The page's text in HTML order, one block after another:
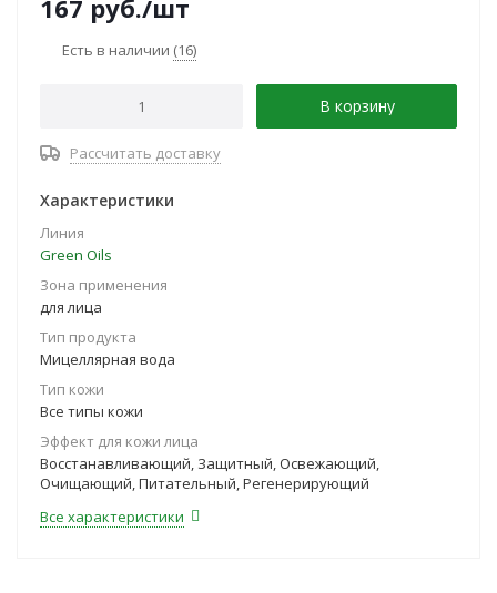
167 руб./шт
Есть в наличии (16)
В корзину
Рассчитать доставку
Характеристики
Линия
Green Oils
Зона применения
для лица
Тип продукта
Мицеллярная вода
Тип кожи
Все типы кожи
Эффект для кожи лица
Восстанавливающий, Защитный, Освежающий,
Очищающий, Питательный, Регенерирующий
Все характеристики